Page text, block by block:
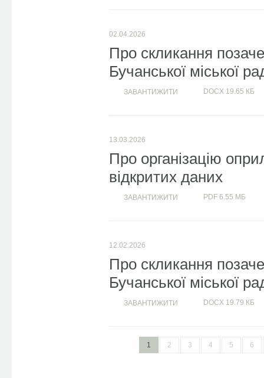
02.04.2026
Про скликання
Бучанської міської
ЗАВАНТИЖИТИ DOCX 19.65 КБ
13.03.2026
Про організацію
відкритих даних
ЗАВАНТИЖИТИ PDF 6.55 МБ
12.02.2026
Про скликання
Бучанської міської
ЗАВАНТИЖИТИ DOCX 19.79 КБ
1 2 3 4 5 6